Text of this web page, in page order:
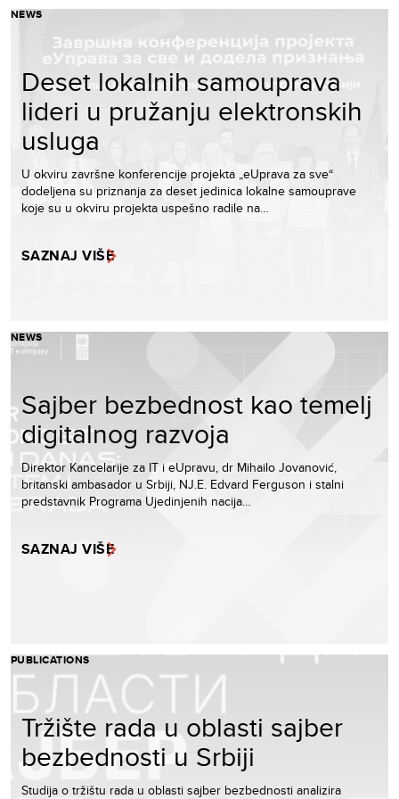
NEWS
Deset lokalnih samouprava
lideri u pružanju elektronskih
usluga
U okviru završne konferencije projekta „eUprava za sve“
dodeljena su priznanja za deset jedinica lokalne samouprave
koje su u okviru projekta uspešno radile na…
SAZNAJ VIŠE
NEWS
Sajber bezbednost kao temelj
digitalnog razvoja
Direktor Kancelarije za IT i eUpravu, dr Mihailo Jovanović,
britanski ambasador u Srbiji, NJ.E. Edvard Ferguson i stalni
predstavnik Programa Ujedinjenih nacija…
SAZNAJ VIŠE
PUBLICATIONS
Tržište rada u oblasti sajber
bezbednosti u Srbiji
Studija o tržištu rada u oblasti sajber bezbednosti analizira